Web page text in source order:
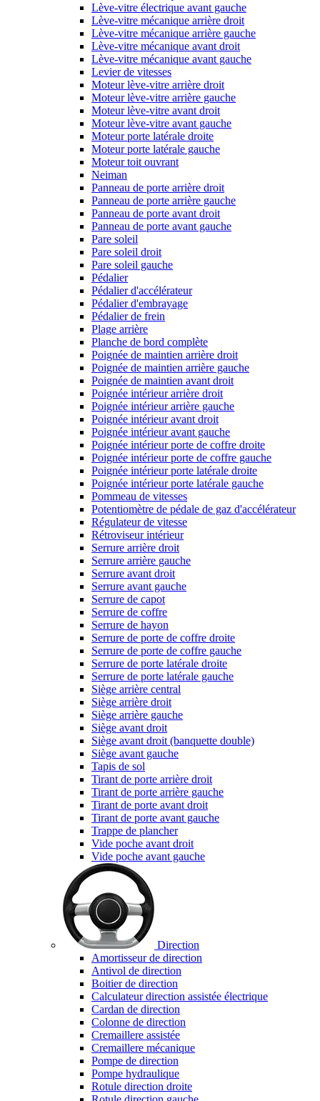
Lève-vitre électrique avant gauche
Lève-vitre mécanique arrière droit
Lève-vitre mécanique arrière gauche
Lève-vitre mécanique avant droit
Lève-vitre mécanique avant gauche
Levier de vitesses
Moteur lève-vitre arrière droit
Moteur lève-vitre arrière gauche
Moteur lève-vitre avant droit
Moteur lève-vitre avant gauche
Moteur porte latérale droite
Moteur porte latérale gauche
Moteur toit ouvrant
Neiman
Panneau de porte arrière droit
Panneau de porte arrière gauche
Panneau de porte avant droit
Panneau de porte avant gauche
Pare soleil
Pare soleil droit
Pare soleil gauche
Pédalier
Pédalier d'accélérateur
Pédalier d'embrayage
Pédalier de frein
Plage arrière
Planche de bord complète
Poignée de maintien arrière droit
Poignée de maintien arrière gauche
Poignée de maintien avant droit
Poignée intérieur arrière droit
Poignée intérieur arrière gauche
Poignée intérieur avant droit
Poignée intérieur avant gauche
Poignée intérieur porte de coffre droite
Poignée intérieur porte de coffre gauche
Poignée intérieur porte latérale droite
Poignée intérieur porte latérale gauche
Pommeau de vitesses
Potentiomètre de pédale de gaz d'accélérateur
Régulateur de vitesse
Rétroviseur intérieur
Serrure arrière droit
Serrure arrière gauche
Serrure avant droit
Serrure avant gauche
Serrure de capot
Serrure de coffre
Serrure de hayon
Serrure de porte de coffre droite
Serrure de porte de coffre gauche
Serrure de porte latérale droite
Serrure de porte latérale gauche
Siège arrière central
Siège arrière droit
Siège arrière gauche
Siège avant droit
Siège avant droit (banquette double)
Siège avant gauche
Tapis de sol
Tirant de porte arrière droit
Tirant de porte arrière gauche
Tirant de porte avant droit
Tirant de porte avant gauche
Trappe de plancher
Vide poche avant droit
Vide poche avant gauche
Direction
Amortisseur de direction
Antivol de direction
Boitier de direction
Calculateur direction assistée électrique
Cardan de direction
Colonne de direction
Cremaillere assistée
Cremaillere mécanique
Pompe de direction
Pompe hydraulique
Rotule direction droite